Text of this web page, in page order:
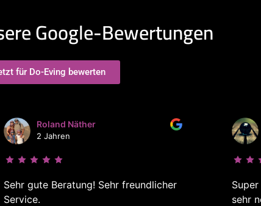
Google-Bewertungen
für Do-Eving bewerten
Roland Näther
2 Jahren
Sehr gute Beratung! Sehr freundlicher
Service.
sehr